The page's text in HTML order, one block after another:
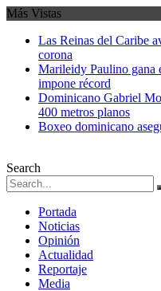
Más Vistas
Las Reinas del Caribe
corona
Marileidy Paulino gana
impone récord
Dominicano Gabriel
400 metros planos
Boxeo dominicano
Search
Portada
Noticias
Opinión
Actualidad
Reportaje
Media